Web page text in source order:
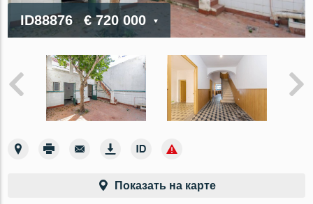
ID88876 € 720 000
Показать на карте